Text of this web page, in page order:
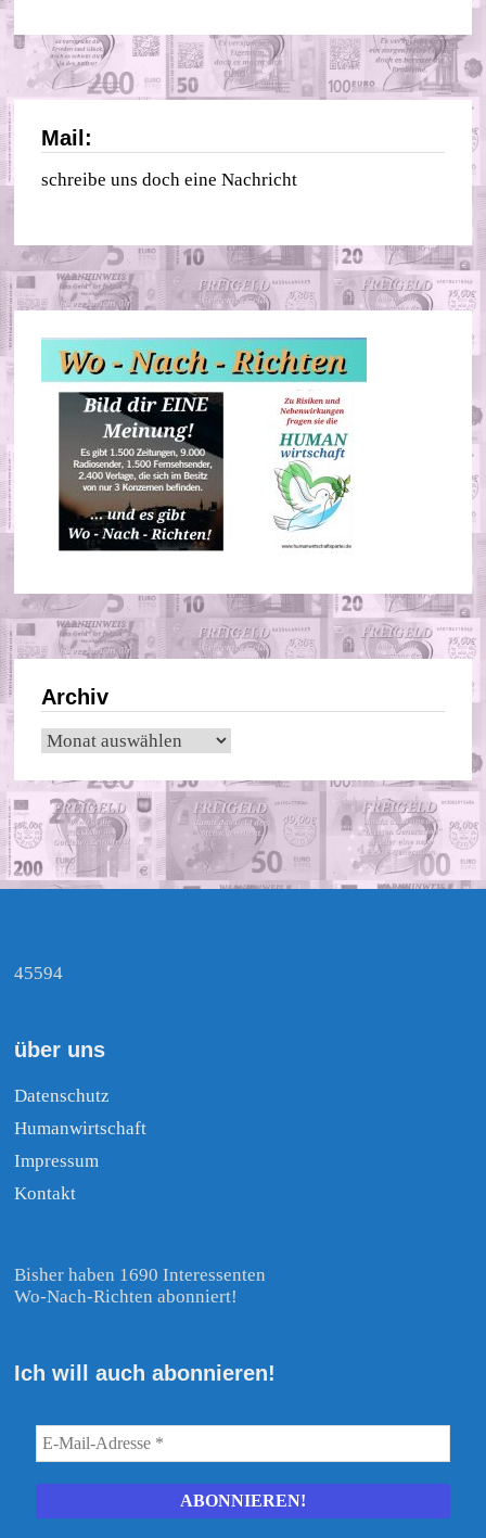
Mail:
schreibe uns doch eine Nachricht
Archiv
Archiv
45594
über uns
Datenschutz
Humanwirtschaft
Impressum
Kontakt
Bisher haben 1690 Interessenten
Wo-Nach-Richten abonniert!
Ich will auch abonnieren!